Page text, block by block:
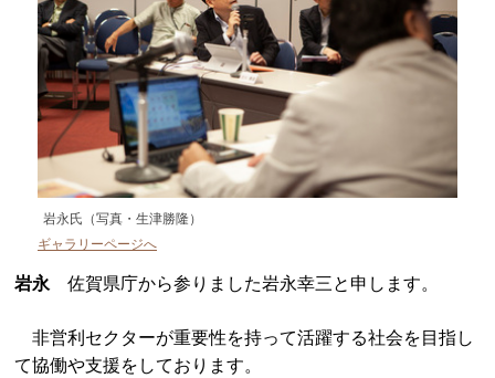
岩永氏（写真・生津勝隆）
ギャラリーページへ
岩永 佐賀県庁から参りました岩永幸三と申します。
非営利セクターが重要性を持って活躍する社会を目指し
て協働や支援をしております。